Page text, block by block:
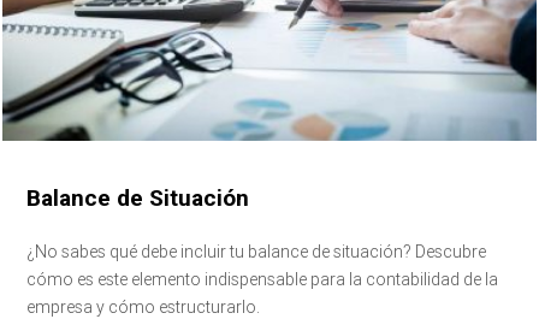
Balance de Situación
¿No sabes qué debe incluir tu balance de situación? Descubre
cómo es este elemento indispensable para la contabilidad de la
empresa y cómo estructurarlo.